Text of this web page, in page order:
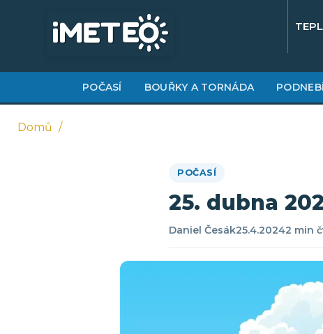
hlavnímu
POČASÍ BOUŘKY A TORNÁDA
Domů
POČASÍ
25. dubna
Daniel Česák25.4.20242 min